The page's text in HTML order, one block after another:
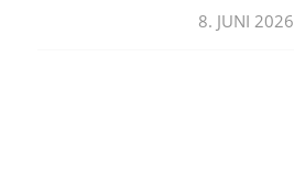
8. JUNI 2026